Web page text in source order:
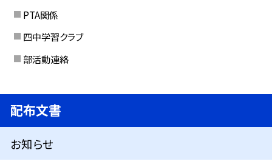
PTA関係
四中学習クラブ
部活動連絡
配布文書
お知らせ